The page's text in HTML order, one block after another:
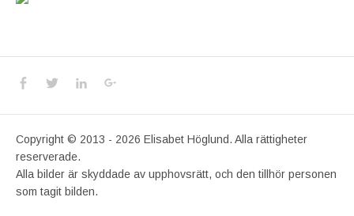
Social Media Profiles
Facebook
TwitterLinkedIn
Copyright © 2013 - 2026 Elisabet Höglund. Alla rättigheter
reserverade.
Alla bilder är skyddade av upphovsrätt, och den tillhör personen
som tagit bilden.